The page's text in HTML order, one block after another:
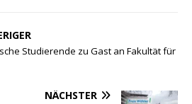
Studierende zu Gast an Fakultät für
NÄCHSTER